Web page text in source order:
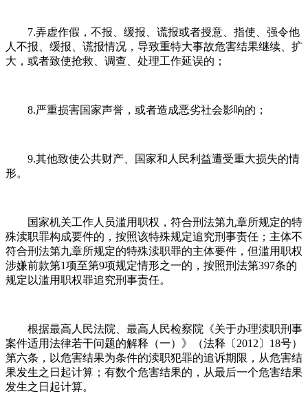
7.弄虚作假，不报、缓报、谎报或者授意、指使、强令他
人不报、缓报、谎报情况，导致重特大事故危害结果继续、扩
大，或者致使抢救、调查、处理工作延误的；
8.严重损害国家声誉，或者造成恶劣社会影响的；
9.其他致使公共财产、国家和人民利益遭受重大损失的情
形。
国家机关工作人员滥用职权，符合刑法第九章所规定的特
殊渎职罪构成要件的，按照该特殊规定追究刑事责任；主体不
符合刑法第九章所规定的特殊渎职罪的主体要件，但滥用职权
涉嫌前款第1项至第9项规定情形之一的，按照刑法第397条的
规定以滥用职权罪追究刑事责任。
根据最高人民法院、最高人民检察院《关于办理渎职刑事
案件适用法律若干问题的解释（一）》（法释〔2012〕18号）
第六条，以危害结果为条件的渎职犯罪的追诉期限，从危害结
果发生之日起计算；有数个危害结果的，从最后一个危害结果
发生之日起计算。